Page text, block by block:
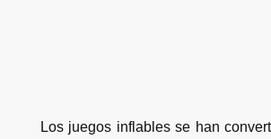
Los juegos inflables se han